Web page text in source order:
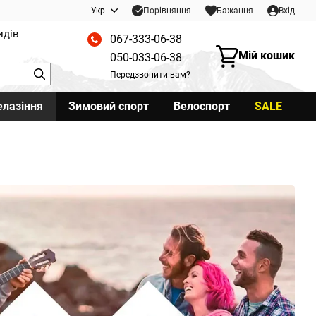
Укр Порівняння Бажання Вхід
067-333-06-38
050-033-06-38
Передзвонити вам?
Мій кошик
Зимовий спорт Велоспорт SALE